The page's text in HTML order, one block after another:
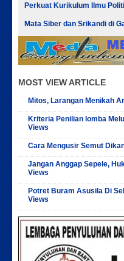
Perkuat Kurikulum Ilmu
Mata Siber dan Srikandi di
MOST VIEW ARTICLE
Mitos, Larangan Menikah
Kriteria Penilian lomba
Views
Cara Mengusir Semut
Jangan Anggap Sepele,
Views
Potret Buram Asusila Di
Views